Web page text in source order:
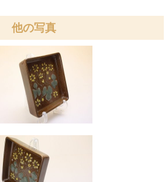
他の写真